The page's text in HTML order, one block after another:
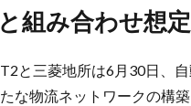
組み合わせ想定
と三菱地所は6月30日、
な物流ネットワークの構